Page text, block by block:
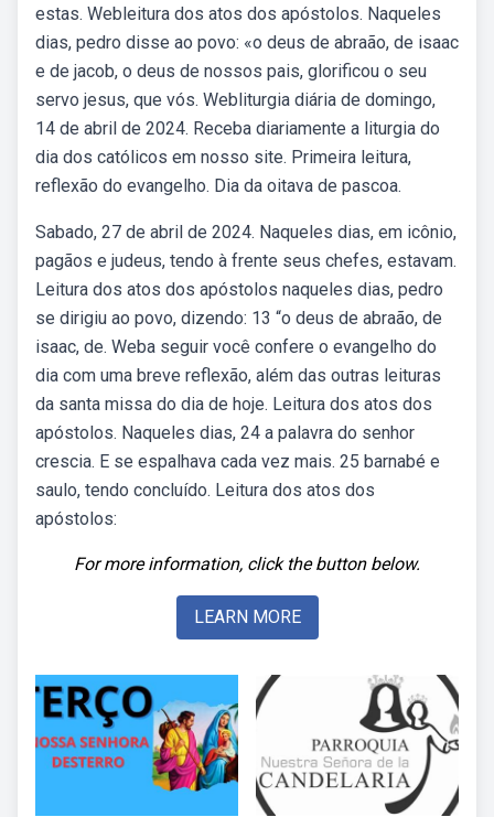
estas. Webleitura dos atos dos apóstolos. Naqueles
dias, pedro disse ao povo: «o deus de abraão, de isaac
e de jacob, o deus de nossos pais, glorificou o seu
servo jesus, que vós. Webliturgia diária de domingo,
14 de abril de 2024. Receba diariamente a liturgia do
dia dos católicos em nosso site. Primeira leitura,
reflexão do evangelho. Dia da oitava de pascoa.
Sabado, 27 de abril de 2024. Naqueles dias, em icônio,
pagãos e judeus, tendo à frente seus chefes, estavam.
Leitura dos atos dos apóstolos naqueles dias, pedro
se dirigiu ao povo, dizendo: 13 “o deus de abraão, de
isaac, de. Weba seguir você confere o evangelho do
dia com uma breve reflexão, além das outras leituras
da santa missa do dia de hoje. Leitura dos atos dos
apóstolos. Naqueles dias, 24 a palavra do senhor
crescia. E se espalhava cada vez mais. 25 barnabé e
saulo, tendo concluído. Leitura dos atos dos
apóstolos:
For more information, click the button below.
LEARN MORE